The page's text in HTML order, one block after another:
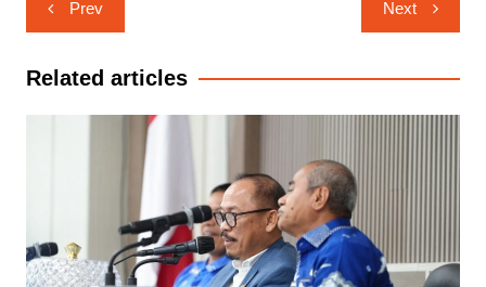
pos
Prev Next
Related articles